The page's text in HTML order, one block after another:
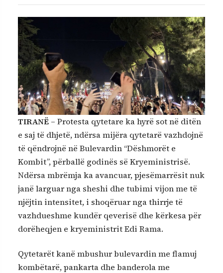
TIRANË – Protesta qytetare ka hyrë sot në ditën
e saj të dhjetë, ndërsa mijëra qytetarë vazhdojnë
të qëndrojnë në Bulevardin “Dëshmorët e
Kombit”, përballë godinës së Kryeministrisë.
Ndërsa mbrëmja ka avancuar, pjesëmarrësit nuk
janë larguar nga sheshi dhe tubimi vijon me të
njëjtin intensitet, i shoqëruar nga thirrje të
vazhdueshme kundër qeverisë dhe kërkesa për
dorëheqjen e kryeministrit Edi Rama.
Qytetarët kanë mbushur bulevardin me flamuj
kombëtarë, pankarta dhe banderola me